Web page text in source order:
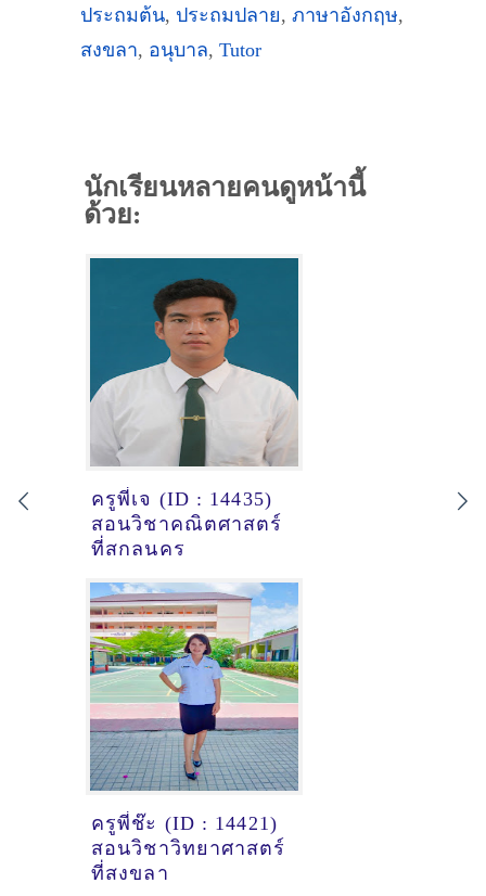
ประถมต้น, ประถมปลาย, ภาษาอังกฤษ,
สงขลา, อนุบาล, Tutor
นักเรียนหลายคนดูหน้านี้
ด้วย:
ครูพี่เจ (ID : 14435)
สอนวิชาคณิตศาสตร์
ที่สกลนคร
ครูพี่ช๊ะ (ID : 14421)
สอนวิชาวิทยาศาสตร์
ที่สงขลา